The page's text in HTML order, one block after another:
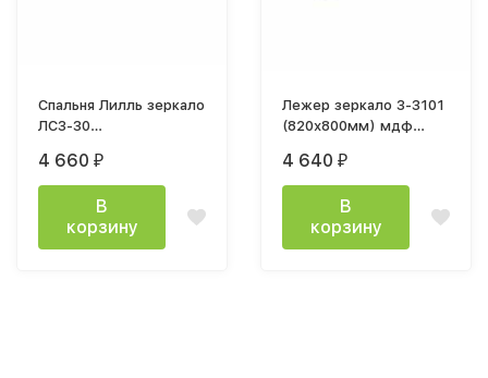
Спальня Лилль зеркало
ЛСЗ-30
крафт белый / дуб
крафт табачный
4 660 ₽
В
корзину
Лежер зеркало З-3101
(820х800мм) мдф
4 640 ₽
В
корзину